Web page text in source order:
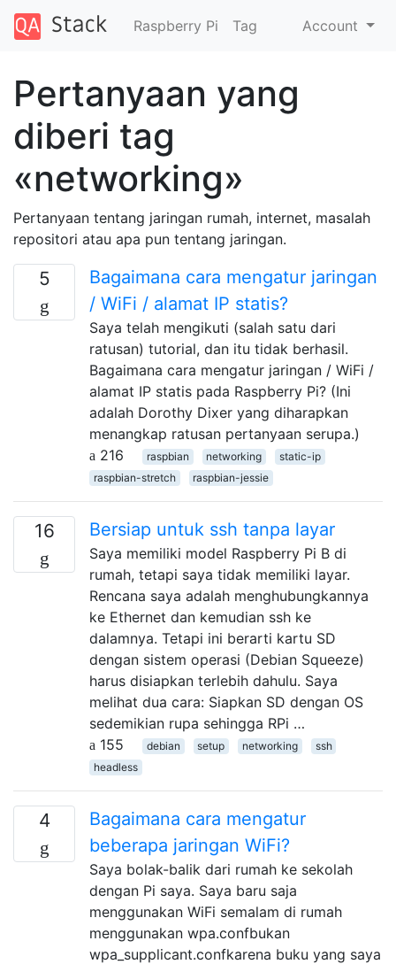
Raspberry Pi Tag Account
Pertanyaan yang
diberi tag
«networking»
Pertanyaan tentang jaringan rumah, internet, masalah
repositori atau apa pun tentang jaringan.
5
Bagaimana cara mengatur jaringan
/ WiFi / alamat IP statis?
Saya telah mengikuti (salah satu dari
ratusan) tutorial, dan itu tidak berhasil.
Bagaimana cara mengatur jaringan / WiFi /
alamat IP statis pada Raspberry Pi? (Ini
adalah Dorothy Dixer yang diharapkan
menangkap ratusan pertanyaan serupa.)
216
raspbian networking
static-ip
raspbian-stretch
raspbian-jessie
16 Bersiap untuk ssh tanpa layar
Saya memiliki model Raspberry Pi B di
rumah, tetapi saya tidak memiliki layar.
Rencana saya adalah menghubungkannya
ke Ethernet dan kemudian ssh ke
dalamnya. Tetapi ini berarti kartu SD
dengan sistem operasi (Debian Squeeze)
harus disiapkan terlebih dahulu. Saya
melihat dua cara: Siapkan SD dengan OS
sedemikian rupa sehingga RPi …
155
debian setup networking
ssh
headless
4
Bagaimana cara mengatur
beberapa jaringan WiFi?
Saya bolak-balik dari rumah ke sekolah
dengan Pi saya. Saya baru saja
menggunakan WiFi semalam di rumah
menggunakan wpa.confbukan
wpa_supplicant.confkarena buku yang saya